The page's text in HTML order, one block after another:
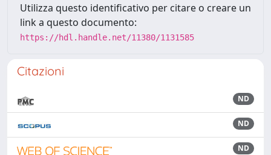
Utilizza questo identificativo per citare o creare un
link a questo documento:
https://hdl.handle.net/11380/1131585
Citazioni
ND
ND
ND